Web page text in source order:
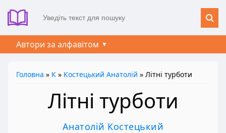
Автори за алфавітом
Головна » К » Костецький Анатолій » Літні турботи
Літні турботи
Анатолій Костецький